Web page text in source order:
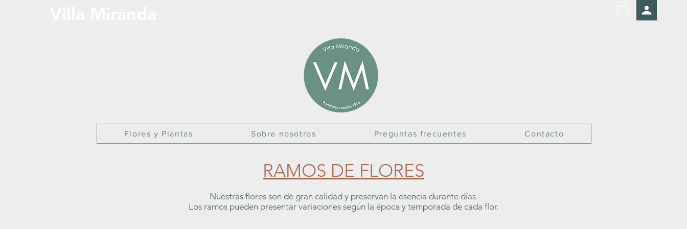
Flores y Plantas Sobre nosotros Preguntas frecuentes Contacto
RAMOS DE FLORES
Nuestras flores son de gran calidad y preservan la esencia durante días.
Los ramos pueden presentar variaciones según la época y temporada de cada flor.